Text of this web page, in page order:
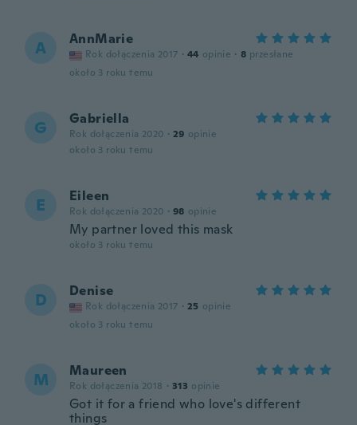
A AnnMarie
Rok dołączenia 2017 · 44 opinie · 8 przesłane
około 3 roku temu
G Gabriella
Rok dołączenia 2020 · 29 opinie
około 3 roku temu
E Eileen
Rok dołączenia 2020 · 98 opinie
My partner loved this mask
około 3 roku temu
D Denise
Rok dołączenia 2017 · 25 opinie
około 3 roku temu
M Maureen
Rok dołączenia 2018 · 313 opinie
Got it for a friend who love's different
things